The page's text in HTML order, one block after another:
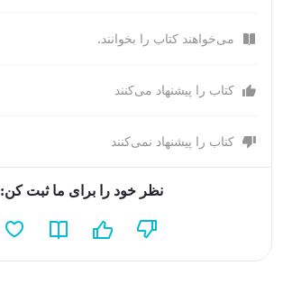
می‌خواهند کتاب را بخوانند.
کتاب را پیشنهاد می‌کنند
کتاب را پیشنهاد نمی‌کنند
نظر خود را برای ما ثبت کن: